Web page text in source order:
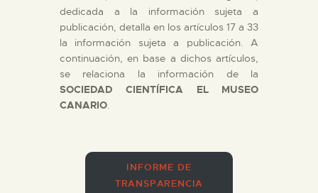
ESPAÑOL
PREPARAR LA VISITA
dedicada a la información sujeta a
publicación, detalla en los artículos 17 a 33
la información sujeta a publicación. A
continuación, en base a dichos artículos,
se relaciona la información de la
SOCIEDAD CIENTÍFICA EL MUSEO
CANARIO.
INFORME DE
TRANSPARENCIA